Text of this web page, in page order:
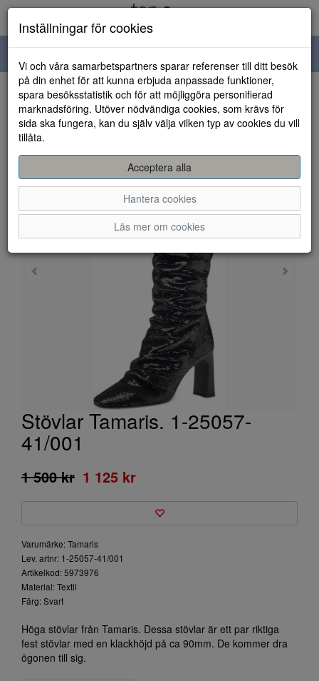
navigation
HEM
Stövlar Tamaris. 1-25057-
41/001
1 500 kr 1 125 kr
Varumärke: Tamaris
Lev. artnr: 1-25057-41/001
Artikelkod: 5973976
Material: Textil
Färg: Svart
Höga stövlar från Tamaris. Dessa stövlar är ett par riktiga
fest stövlar med en klackhöjd på ca 90mm. De kommer dra
ögonen till sig.
Inställningar för cookies
Vi och våra samarbetspartners sparar referenser till ditt besök
på din enhet för att kunna erbjuda anpassade funktioner,
spara besöksstatistik och för att möjliggöra personifierad
marknadsföring. Utöver nödvändiga cookies, som krävs för
sida ska fungera, kan du själv välja vilken typ av cookies du vill
tillåta.
Acceptera alla
Hantera cookies
Läs mer om cookies